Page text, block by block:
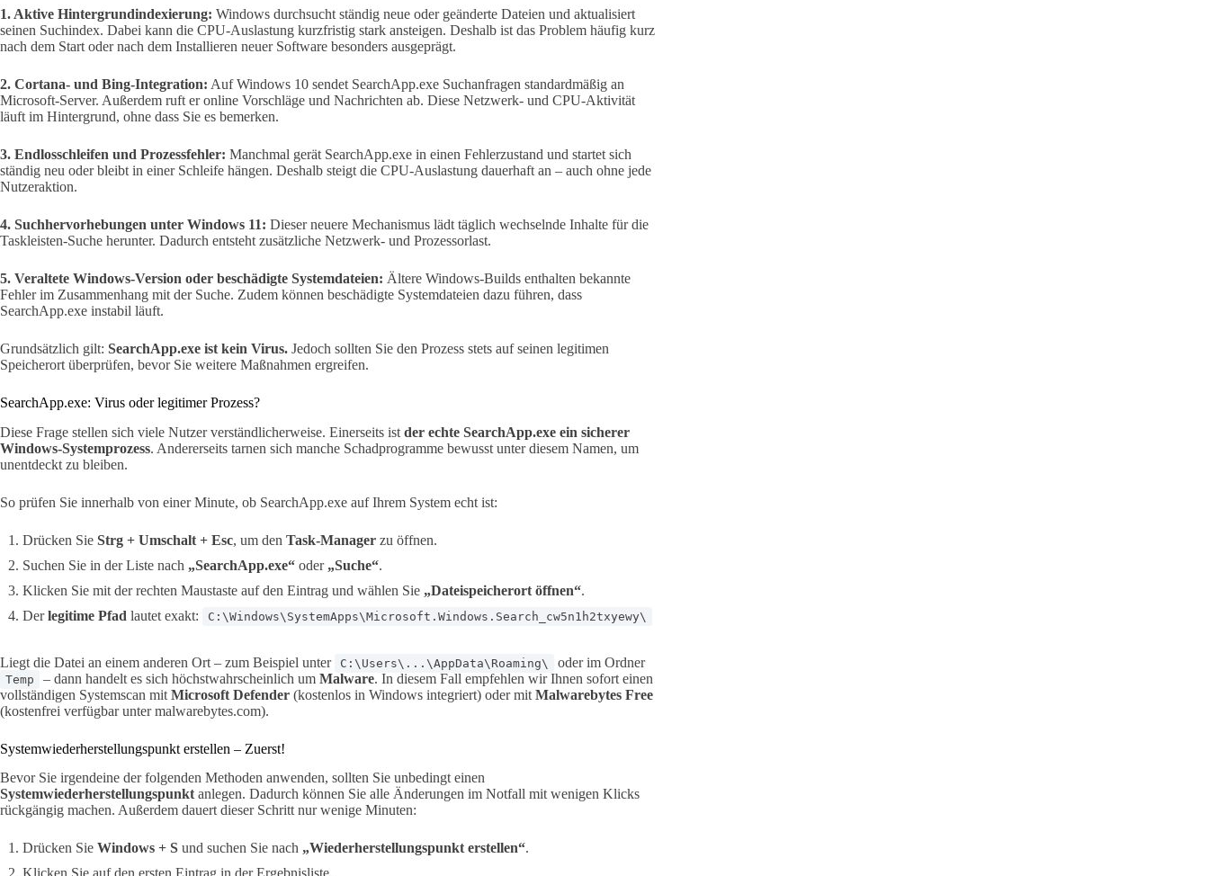
1. Aktive Hintergrundindexierung: Windows durchsucht ständig neue oder geänderte Dateien und aktualisiert
seinen Suchindex. Dabei kann die CPU-Auslastung kurzfristig stark ansteigen. Deshalb ist das Problem häufig kurz
nach dem Start oder nach dem Installieren neuer Software besonders ausgeprägt.
2. Cortana- und Bing-Integration: Auf Windows 10 sendet SearchApp.exe Suchanfragen standardmäßig an
Microsoft-Server. Außerdem ruft er online Vorschläge und Nachrichten ab. Diese Netzwerk- und CPU-Aktivität
läuft im Hintergrund, ohne dass Sie es bemerken.
3. Endlosschleifen und Prozessfehler: Manchmal gerät SearchApp.exe in einen Fehlerzustand und startet sich
ständig neu oder bleibt in einer Schleife hängen. Deshalb steigt die CPU-Auslastung dauerhaft an – auch ohne jede
Nutzeraktion.
4. Suchhervorhebungen unter Windows 11: Dieser neuere Mechanismus lädt täglich wechselnde Inhalte für die
Taskleisten-Suche herunter. Dadurch entsteht zusätzliche Netzwerk- und Prozessorlast.
5. Veraltete Windows-Version oder beschädigte Systemdateien: Ältere Windows-Builds enthalten bekannte
Fehler im Zusammenhang mit der Suche. Zudem können beschädigte Systemdateien dazu führen, dass
SearchApp.exe instabil läuft.
Grundsätzlich gilt: SearchApp.exe ist kein Virus. Jedoch sollten Sie den Prozess stets auf seinen legitimen
Speicherort überprüfen, bevor Sie weitere Maßnahmen ergreifen.
SearchApp.exe: Virus oder legitimer Prozess?
Diese Frage stellen sich viele Nutzer verständlicherweise. Einerseits ist der echte SearchApp.exe ein sicherer
Windows-Systemprozess. Andererseits tarnen sich manche Schadprogramme bewusst unter diesem Namen, um
unentdeckt zu bleiben.
So prüfen Sie innerhalb von einer Minute, ob SearchApp.exe auf Ihrem System echt ist:
Drücken Sie Strg + Umschalt + Esc, um den Task-Manager zu öffnen.
Suchen Sie in der Liste nach „SearchApp.exe“ oder „Suche“.
Klicken Sie mit der rechten Maustaste auf den Eintrag und wählen Sie „Dateispeicherort öffnen“.
Derlegitime Pfad lautet exakt: C:\Windows\SystemApps\Microsoft.Windows.Search_cw5n1h2txyewy\
Liegt die Datei an einem anderen Ort – zum Beispiel unter C:\Users\...\AppData\Roaming\ oder im Ordner
Temp – dann handelt es sich höchstwahrscheinlich um Malware. In diesem Fall empfehlen wir Ihnen sofort einen
vollständigen Systemscan mit Microsoft Defender (kostenlos in Windows integriert) oder mit Malwarebytes Free
(kostenfrei verfügbar unter malwarebytes.com).
Systemwiederherstellungspunkt erstellen – Zuerst!
Bevor Sie irgendeine der folgenden Methoden anwenden, sollten Sie unbedingt einen
Systemwiederherstellungspunkt anlegen. Dadurch können Sie alle Änderungen im Notfall mit wenigen Klicks
rückgängig machen. Außerdem dauert dieser Schritt nur wenige Minuten:
Drücken Sie Windows + S und suchen Sie nach „Wiederherstellungspunkt erstellen“.